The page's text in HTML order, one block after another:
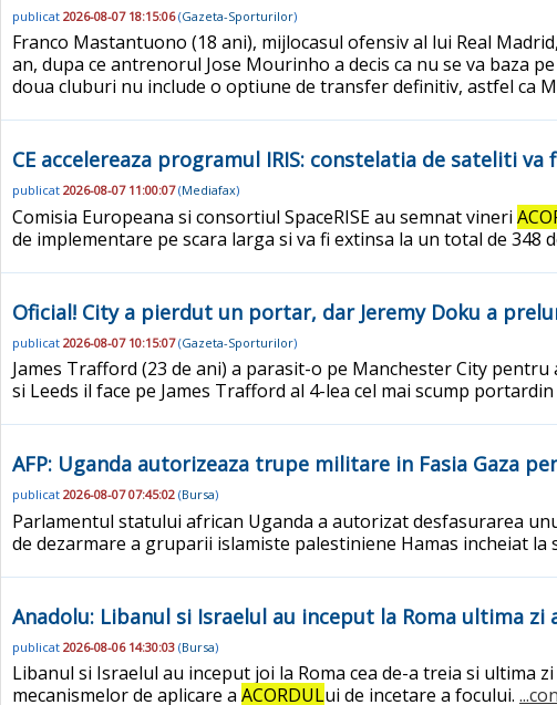
publicat 2026-08-07 18:15:06(Gazeta-Sporturilor)
Franco Mastantuono (18 ani), mijlocasul ofensiv al lui Real
an, dupa ce antrenorul Jose Mourinho a decis ca nu se va baza
doua cluburi nu include o optiune de transfer definitiv, astfel ca
CE accelereaza programul IRIS: constelatia de sateliti
publicat 2026-08-07 11:00:07(Mediafax)
Comisia Europeana si consortiul SpaceRISE au semnat vineri
de implementare pe scara larga si va fi extinsa la un total de 348
Oficial! City a pierdut un portar, dar Jeremy Doku a
publicat 2026-08-07 10:15:07(Gazeta-Sporturilor)
James Trafford (23 de ani) a parasit-o pe Manchester City
si Leeds il face pe James Trafford al 4-lea cel mai scump portardin
AFP: Uganda autorizeaza trupe militare in Fasia Gaza
publicat 2026-08-07 07:45:02 (Bursa)
Parlamentul statului african Uganda a autorizat desfasurarea
de dezarmare a gruparii islamiste palestiniene Hamas incheiat la
Anadolu: Libanul si Israelul au inceput la Roma ultima zi
publicat 2026-08-06 14:30:03 (Bursa)
Libanul si Israelul au inceput joi la Roma cea de-a treia si ultima
mecanismelor de aplicare a ACORDULui de incetare a focului.